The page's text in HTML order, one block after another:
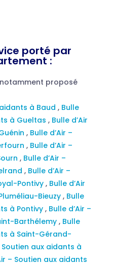
porté par
:
notamment proposé
à Baud , Bulle
à Gueltas , Bulle d’Air
, Bulle d’Air –
, Bulle d’Air –
, Bulle d’Air –
, Bulle d’Air –
Pontivy , Bulle d’Air
Bieuzy , Bulle
à Pontivy , Bulle d’Air –
Barthélemy , Bulle
à Saint-Gérand-
Soutien aux aidants à
– Soutien aux aidants